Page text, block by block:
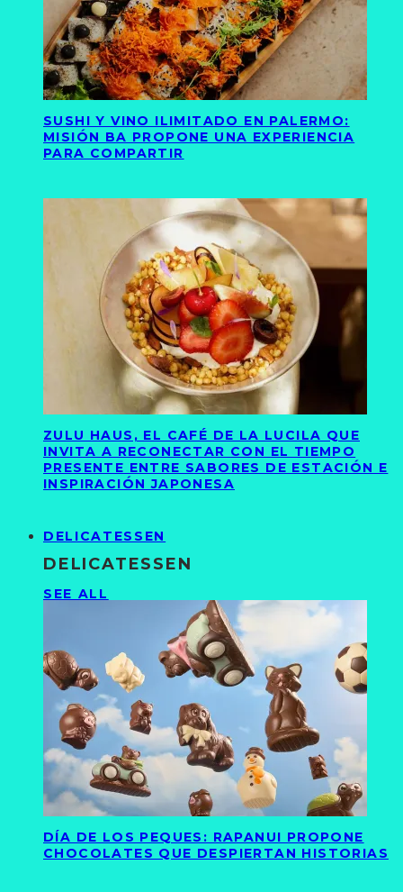
SUSHI Y VINO ILIMITADO EN PALERMO:
MISIÓN BA PROPONE UNA EXPERIENCIA
PARA COMPARTIR
ZULU HAUS, EL CAFÉ DE LA LUCILA QUE
INVITA A RECONECTAR CON EL TIEMPO
PRESENTE ENTRE SABORES DE ESTACIÓN E
INSPIRACIÓN JAPONESA
DELICATESSEN
DELICATESSEN
SEE ALL
DÍA DE LOS PEQUES: RAPANUI PROPONE
CHOCOLATES QUE DESPIERTAN HISTORIAS